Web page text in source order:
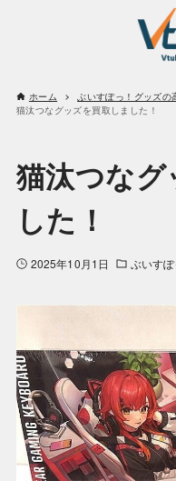
ホーム
ぶいすぽっ！グッズの
猫汰つなグッズを買取しました！
猫汰つなグ
した！
2025年10月1日 ぶいす